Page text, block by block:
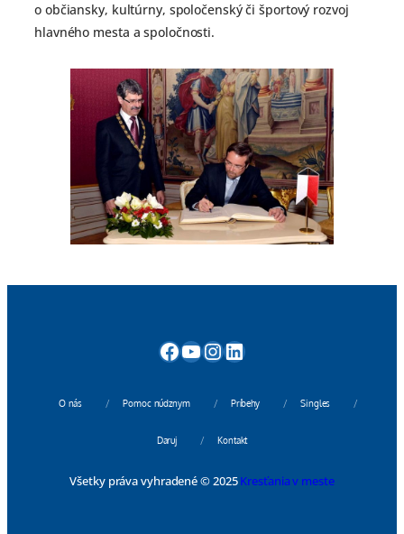
o občiansky, kultúrny, spoločenský či športový rozvoj
hlavného mesta a spoločnosti.
Facebook
YouTube
Instagram
LinkedIn
O nás Pomoc núdznym Príbehy Singles
Daruj Kontakt
Všetky práva vyhradené © 2025Kresťania v meste